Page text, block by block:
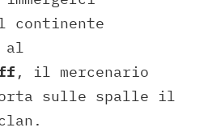
continente
al
, il mercenario
sulle spalle il